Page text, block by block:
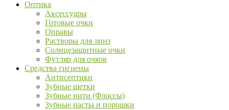
Оптика
Аксессуары
Готовые очки
Оправы
Растворы для линз
Солнцезащитные очки
Футляр для очков
Средства гигиены
Антисептики
Зубные щетки
Зубные нити (Флоссы)
Зубные пасты и порошки